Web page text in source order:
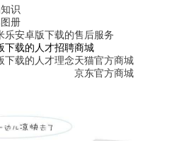
识
册
乐安卓版下载的售后服务
下载的人才招聘
下载的人才理念
商城
天猫官方商城
京东官方商城